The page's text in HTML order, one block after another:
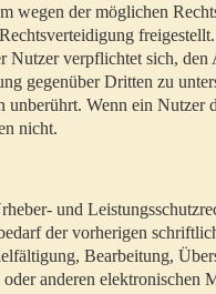
wegen der möglichen
Nutzer verpflichtet sich, den
gegenüber Dritten zu
unberührt. Wenn ein Nutzer
nicht.
und
der vorherigen
Bearbeitung,
anderen elektronischen